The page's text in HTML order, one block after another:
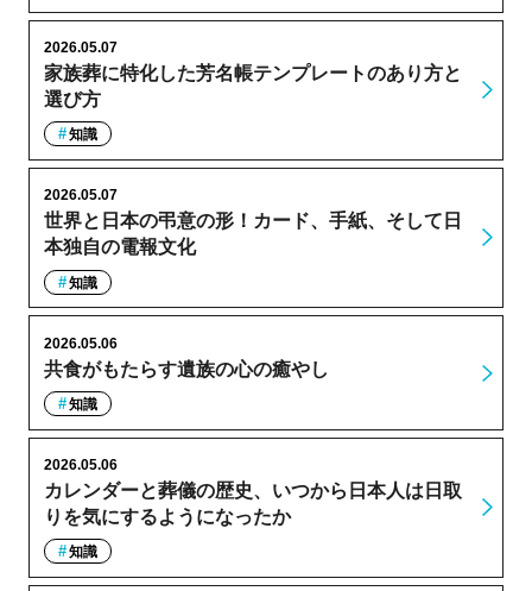
家族葬に特化した芳名帳テンプレートのあり方と
選び方
2026.05.07
知識
世界と日本の弔意の形！カード、手紙、そして日
本独自の電報文化
2026.05.07
知識
共食がもたらす遺族の心の癒やし
2026.05.06
知識
カレンダーと葬儀の歴史、いつから日本人は日取
りを気にするようになったか
2026.05.06
知識